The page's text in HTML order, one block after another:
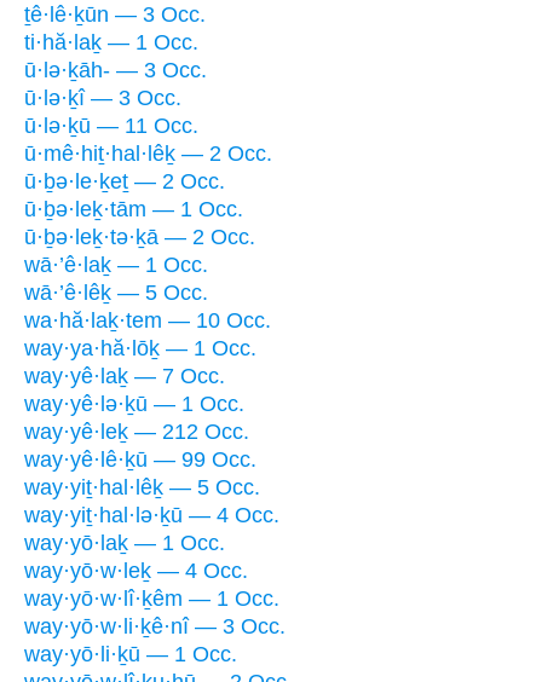
ṯê·lê·ḵūn — 3 Occ.
ti·hă·laḵ — 1 Occ.
ū·lə·ḵāh- — 3 Occ.
ū·lə·ḵî — 3 Occ.
ū·lə·ḵū — 11 Occ.
ū·mê·hiṯ·hal·lêḵ — 2 Occ.
ū·ḇə·le·ḵeṯ — 2 Occ.
ū·ḇə·leḵ·tām — 1 Occ.
ū·ḇə·leḵ·tə·ḵā — 2 Occ.
wā·’ê·laḵ — 1 Occ.
wā·’ê·lêḵ — 5 Occ.
wa·hă·laḵ·tem — 10 Occ.
way·ya·hă·lōḵ — 1 Occ.
way·yê·laḵ — 7 Occ.
way·yê·lə·ḵū — 1 Occ.
way·yê·leḵ — 212 Occ.
way·yê·lê·ḵū — 99 Occ.
way·yiṯ·hal·lêḵ — 5 Occ.
way·yiṯ·hal·lə·ḵū — 4 Occ.
way·yō·laḵ — 1 Occ.
way·yō·w·leḵ — 4 Occ.
way·yō·w·lî·ḵêm — 1 Occ.
way·yō·w·li·ḵê·nî — 3 Occ.
way·yō·li·ḵū — 1 Occ.